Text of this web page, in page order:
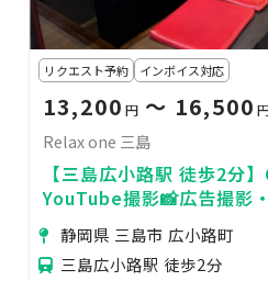
リクエスト予約 インボイス対応
13,200 円 〜 16,500
Relax one 三島
【三島広小路駅 徒歩2分
YouTube撮影📸広告撮影
物撮り🌟MV・PV撮影🍃
静岡県 三島市 広小路町
三島広小路駅 徒歩2分